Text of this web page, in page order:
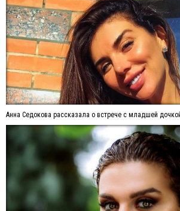
Анна Седокова рассказала о встрече с младшей